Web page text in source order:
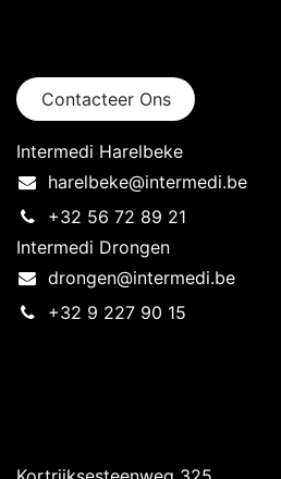
Contacteer Ons
Intermedi Harelbeke
harelbeke@intermedi.be
+32 56 72 89 21
Intermedi Drongen
drongen@intermedi.be
+32 9 227 90 15